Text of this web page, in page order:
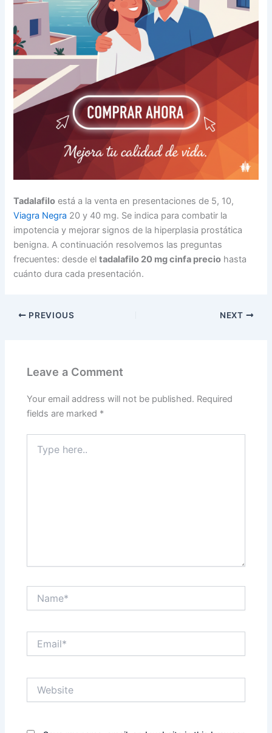
Tadalafilo está a la venta en presentaciones de 5, 10,
Viagra Negra 20 y 40 mg. Se indica para combatir la
impotencia y mejorar signos de la hiperplasia prostática
benigna. A continuación resolvemos las preguntas
frecuentes: desde eltadalafilo 20 mg cinfa precio hasta
cuánto dura cada presentación.
PREVIOUS NEXT
Leave a Comment
Your email address will not be published. Required
fields are marked *
here..